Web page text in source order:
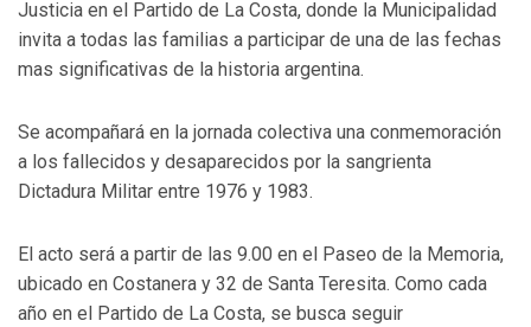
Justicia en el Partido de La Costa, donde la Municipalidad
invita a todas las familias a participar de una de las fechas
mas significativas de la historia argentina.
Se acompañará en la jornada colectiva una conmemoración
a los fallecidos y desaparecidos por la sangrienta
Dictadura Militar entre 1976 y 1983.
El acto será a partir de las 9.00 en el Paseo de la Memoria,
ubicado en Costanera y 32 de Santa Teresita. Como cada
año en el Partido de La Costa, se busca seguir